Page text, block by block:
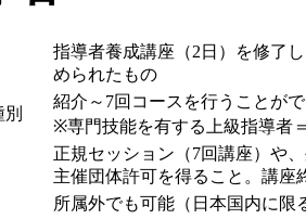
指導者養成講座（2日）を修了
められたもの
紹介～7回コースを行うことが
※専門技能を有する上級指導者
正規セッション（7回講座）や
主催団体許可を得ること。講座
所属外でも可能（日本国内に限